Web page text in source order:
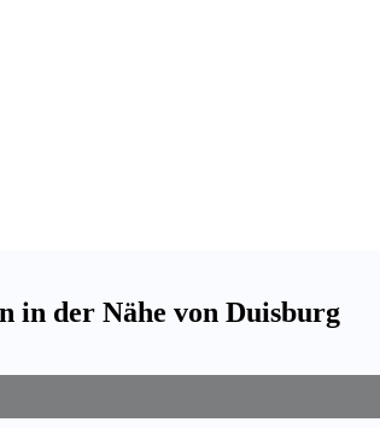
in der Nähe von Duisburg